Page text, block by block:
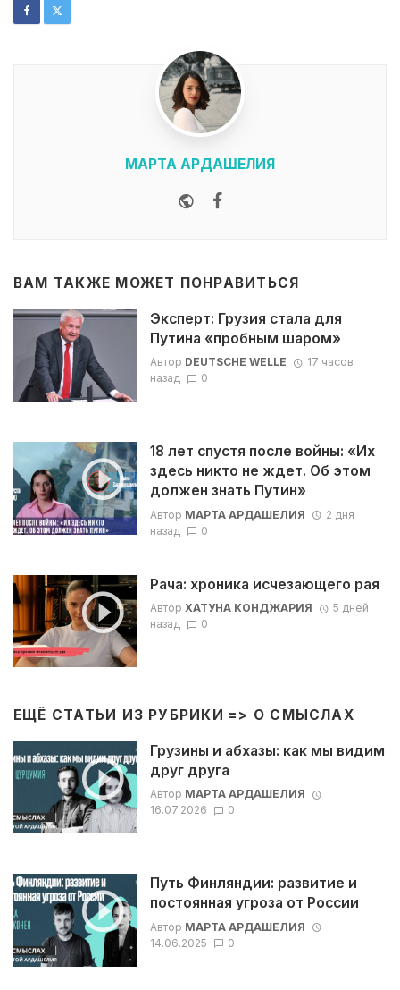
МАРТА АРДАШЕЛИЯ
Website
Facebook
ВАМ ТАКЖЕ МОЖЕТ ПОНРАВИТЬСЯ
Эксперт: Грузия стала для
Путина «пробным шаром»
Автор DEUTSCHE WELLE
17 часов
назад
0
18 лет спустя после войны: «Их
здесь никто не ждет. Об этом
должен знать Путин»
Автор МАРТА АРДАШЕЛИЯ
2 дня
назад
0
Рача: хроника исчезающего рая
Автор ХАТУНА КОНДЖАРИЯ
5 дней
назад
0
ЕЩЁ СТАТЬИ ИЗ РУБРИКИ => О СМЫСЛАХ
Грузины и абхазы: как мы видим
друг друга
Автор МАРТА АРДАШЕЛИЯ
16.07.2026
0
Путь Финляндии: развитие и
постоянная угроза от России
Автор МАРТА АРДАШЕЛИЯ
14.06.2025
0